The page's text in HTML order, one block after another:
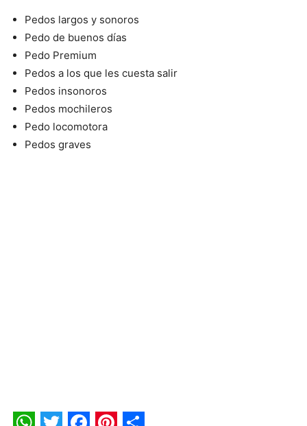
Pedos largos y sonoros
Pedo de buenos días
Pedo Premium
Pedos a los que les cuesta salir
Pedos insonoros
Pedos mochileros
Pedo locomotora
Pedos graves